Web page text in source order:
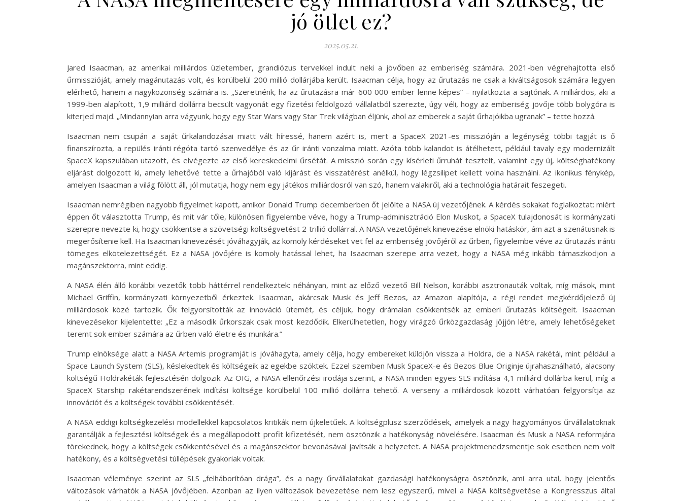
jó ötlet ez?
2025.05.21.
Jared Isaacman, az amerikai milliárdos üzletember, grandiózus tervekkel indult neki a jövőben az emberiség számára. 2021-ben végrehajtotta első
űrmisszióját, amely magánutazás volt, és körülbelül 200 millió dollárjába került. Isaacman célja, hogy az űrutazás ne csak a kiváltságosok számára legyen
elérhető, hanem a nagyközönség számára is. „Szeretnénk, ha az űrutazásra már 600 000 ember lenne képes” – nyilatkozta a sajtónak. A milliárdos, aki a
1999-ben alapított, 1,9 milliárd dollárra becsült vagyonát egy fizetési feldolgozó vállalatból szerezte, úgy véli, hogy az emberiség jövője több bolygóra is
kiterjed majd. „Mindannyian arra vágyunk, hogy egy Star Wars vagy Star Trek világban éljünk, ahol az emberek a saját űrhajóikba ugranak” – tette hozzá.
Isaacman nem csupán a saját űrkalandozásai miatt vált híressé, hanem azért is, mert a SpaceX 2021-es misszióján a legénység többi tagját is ő
finanszírozta, a repülés iránti régóta tartó szenvedélye és az űr iránti vonzalma miatt. Azóta több kalandot is átélhetett, például tavaly egy modernizált
SpaceX kapszulában utazott, és elvégezte az első kereskedelmi űrsétát. A misszió során egy kísérleti űrruhát tesztelt, valamint egy új, költséghatékony
eljárást dolgozott ki, amely lehetővé tette a űrhajóból való kijárást és visszatérést anélkül, hogy légzsilipet kellett volna használni. Az ikonikus fénykép,
amelyen Isaacman a világ fölött áll, jól mutatja, hogy nem egy játékos milliárdosról van szó, hanem valakiről, aki a technológia határait feszegeti.
Isaacman nemrégiben nagyobb figyelmet kapott, amikor Donald Trump decemberben őt jelölte a NASA új vezetőjének. A kérdés sokakat foglalkoztat: miért
éppen őt választotta Trump, és mit vár tőle, különösen figyelembe véve, hogy a Trump-adminisztráció Elon Muskot, a SpaceX tulajdonosát is kormányzati
szerepre nevezte ki, hogy csökkentse a szövetségi költségvetést 2 trillió dollárral. A NASA vezetőjének kinevezése elnöki hatáskör, ám azt a szenátusnak is
megerősítenie kell. Ha Isaacman kinevezését jóváhagyják, az komoly kérdéseket vet fel az emberiség jövőjéről az űrben, figyelembe véve az űrutazás iránti
tömeges elkötelezettségét. Ez a NASA jövőjére is komoly hatással lehet, ha Isaacman szerepe arra vezet, hogy a NASA még inkább támaszkodjon a
magánszektorra, mint eddig.
A NASA élén álló korábbi vezetők több háttérrel rendelkeztek: néhányan, mint az előző vezető Bill Nelson, korábbi asztronauták voltak, míg mások, mint
Michael Griffin, kormányzati környezetből érkeztek. Isaacman, akárcsak Musk és Jeff Bezos, az Amazon alapítója, a régi rendet megkérdőjelező új
milliárdosok közé tartozik. Ők felgyorsították az innováció ütemét, és céljuk, hogy drámaian csökkentsék az emberi űrutazás költségeit. Isaacman
kinevezésekor kijelentette: „Ez a második űrkorszak csak most kezdődik. Elkerülhetetlen, hogy virágzó űrközgazdaság jöjjön létre, amely lehetőségeket
teremt sok ember számára az űrben való életre és munkára.”
Trump elnöksége alatt a NASA Artemis programját is jóváhagyta, amely célja, hogy embereket küldjön vissza a Holdra, de a NASA rakétái, mint például a
Space Launch System (SLS), késlekedtek és költségeik az egekbe szöktek. Ezzel szemben Musk SpaceX-e és Bezos Blue Originje újrahasználható, alacsony
költségű Holdrakéták fejlesztésén dolgozik. Az OIG, a NASA ellenőrzési irodája szerint, a NASA minden egyes SLS indítása 4,1 milliárd dollárba kerül, míg a
SpaceX Starship rakétarendszerének indítási költsége körülbelül 100 millió dollárra tehető. A verseny a milliárdosok között várhatóan felgyorsítja az
innovációt és a költségek további csökkentését.
A NASA eddigi költségkezelési modellekkel kapcsolatos kritikák nem újkeletűek. A költségplusz szerződések, amelyek a nagy hagyományos űrvállalatoknak
garantálják a fejlesztési költségek és a megállapodott profit kifizetését, nem ösztönzik a hatékonyság növelésére. Isaacman és Musk a NASA reformjára
törekednek, hogy a költségek csökkentésével és a magánszektor bevonásával javítsák a helyzetet. A NASA projektmenedzsmentje sok esetben nem volt
hatékony, és a költségvetési túllépések gyakoriak voltak.
Isaacman véleménye szerint az SLS „felháborítóan drága”, és a nagy űrvállalatokat gazdasági hatékonyságra ösztönzik, ami arra utal, hogy jelentős
változások várhatók a NASA jövőjében. Azonban az ilyen változások bevezetése nem lesz egyszerű, mivel a NASA költségvetése a Kongresszus által